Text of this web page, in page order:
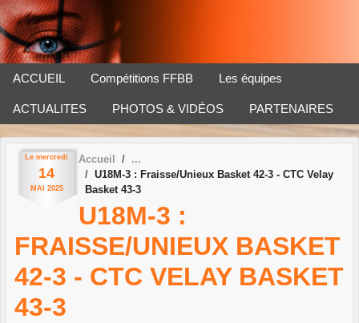
ACCUEIL Compétitions FFBB Les équipes
ACTUALITES PHOTOS & VIDÉOS PARTENAIRES
Le mercredi
14
MAI 2025
Accueil
U18M-3 : Fraisse/Unieux Basket 42-3 - CTC Velay
Basket 43-3
U18M-3 :
FRAISSE/UNIEUX BASKET
42-3 - CTC VELAY BASKET
43-3
Panneau de gestion des cookies